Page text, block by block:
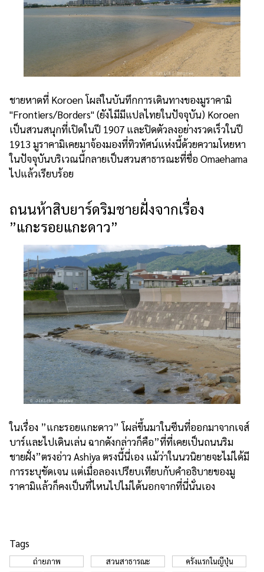
ชายหาดที่ Koroen โผล่ในบันทึกการเดินทางของมูราคามิ
"Frontiers/Borders" (ยังไมีมีแปลไทยในปัจจุบัน) Koroen
เป็นสวนสนุกที่เปิดในปี 1907 และปิดตัวลงอย่างรวดเร็วในปี
1913 มูราคามิเคยมาจ้องมองที่ทิวทัศน์แห่งนี้ด้วยความโหยหา
ในปัจจุบันบริเวณนี้กลายเป็นสวนสาธารณะที่ชื่อ Omaehama
ไปแล้วเรียบร้อย
ถนนห้าสิบยาร์ดริมชายฝั่งจากเรื่อง
”แกะรอยแกะดาว”
ในเรื่อง ”แกะรอยแกะดาว” โผล่ขึ้นมาในซีนที่ออกมาจากเจส์
บาร์และไปเดินเล่น ฉากดังกล่าวก็คือ”ที่ที่เคยเป็นถนนริม
ชายฝั่ง”ตรงอ่าว Ashiya ตรงนี้นี่เอง แม้ว่าในนวนิยายจะไม่ได้มี
การระบุชัดเจน แต่เมื่อลองเปรียบเทียบกับคำอธิบายของมู
ราคามิแล้วก็คงเป็นที่ไหนไปไม่ได้นอกจากที่นี่นั่นเอง
Tags
ถ่ายภาพ สวนสาธารณะ
ครั้งแรกในญี่ปุ่น